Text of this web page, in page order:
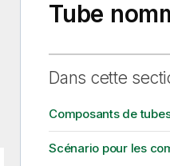
Tube
Dans cette
Composants de
Scénario pour les